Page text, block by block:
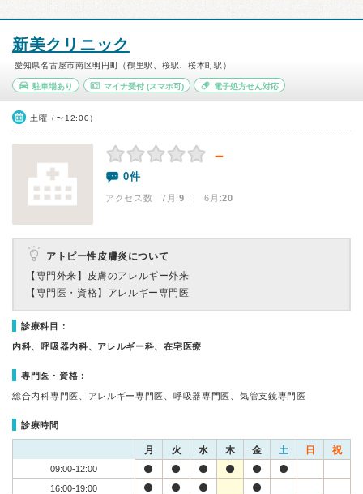
新美クリニック
愛知県名古屋市南区明円町（鶴里駅、桜駅、桜本町駅）
駐車場あり マイナ受付(スマホ可) 電子処方せん対応
土曜（〜12:00）
－
0件
アクセス数 7月:9 | 6月:20
アトピー性皮膚炎について
【専門外来】 皮膚のアレルギー外来
【専門医・資格】 アレルギー専門医
診療科目：
内科、呼吸器内科、アレルギー科、在宅医療
専門医・資格：
総合内科専門医、アレルギー専門医、呼吸器専門医、気管支鏡専門医
診療時間
月 火 水 木 金 土 日 祝
09:00-12:00
16:00-19:00